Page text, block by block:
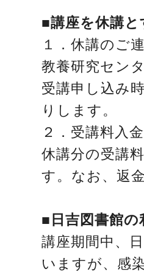
■講座を休講と
１．休講のご
教養研究セン
受講申し込み
りします。
２．受講料入
休講分の受講
す。なお、返
■日吉図書館の
講座期間中、
いますが、感